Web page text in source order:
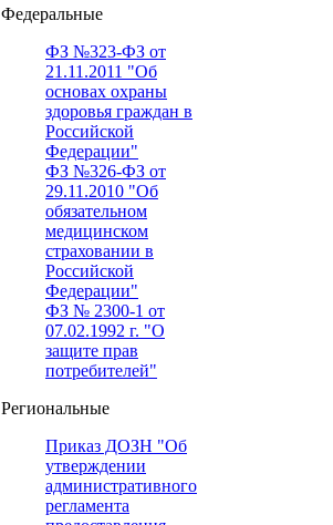
Федеральные
ФЗ №323-ФЗ от
21.11.2011 "Об
основах охраны
здоровья граждан в
Российской
Федерации"
ФЗ №326-ФЗ от
29.11.2010 "Об
обязательном
медицинском
страховании в
Российской
Федерации"
ФЗ № 2300-1 от
07.02.1992 г. "О
защите прав
потребителей"
Региональные
Приказ ДОЗН "Об
утверждении
административного
регламента